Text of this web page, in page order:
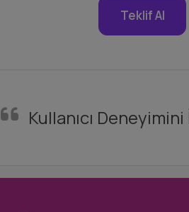
Teklif Al
Kullanıcı